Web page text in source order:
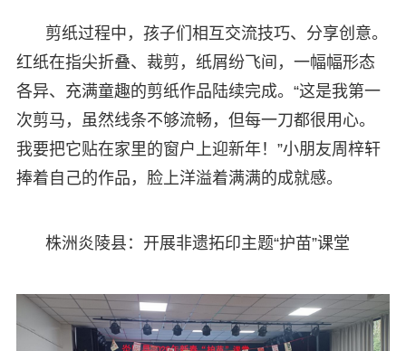
剪纸过程中，孩子们相互交流技巧、分享创意。
红纸在指尖折叠、裁剪，纸屑纷飞间，一幅幅形态
各异、充满童趣的剪纸作品陆续完成。“这是我第一
次剪马，虽然线条不够流畅，但每一刀都很用心。
我要把它贴在家里的窗户上迎新年！”小朋友周梓轩
捧着自己的作品，脸上洋溢着满满的成就感。
株洲炎陵县：开展非遗拓印主题“护苗”课堂